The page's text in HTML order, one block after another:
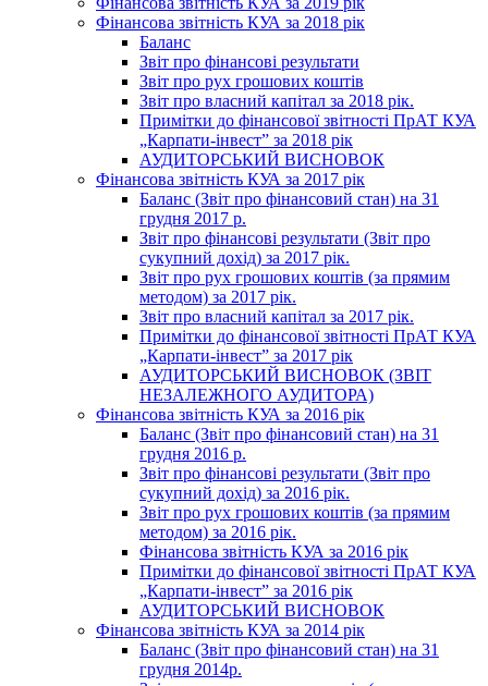
Фінансова звітність КУА за 2018 рік
Баланс
Звіт про фінансові результати
Звіт про рух грошових коштів
Звіт про власний капітал за 2018 рік.
Примітки до фінансової звітності ПрАТ КУА
„Карпати-інвест” за 2018 рік
АУДИТОРСЬКИЙ ВИСНОВОК
Фінансова звітність КУА за 2017 рік
Баланс (Звіт про фінансовий стан) на 31
грудня 2017 р.
Звіт про фінансові результати (Звіт про
сукупний дохід) за 2017 рік.
Звіт про рух грошових коштів (за прямим
методом) за 2017 рік.
Звіт про власний капітал за 2017 рік.
Примітки до фінансової звітності ПрАТ КУА
„Карпати-інвест” за 2017 рік
АУДИТОРСЬКИЙ ВИСНОВОК (ЗВІТ
НЕЗАЛЕЖНОГО АУДИТОРА)
Фінансова звітність КУА за 2016 рік
Баланс (Звіт про фінансовий стан) на 31
грудня 2016 р.
Звіт про фінансові результати (Звіт про
сукупний дохід) за 2016 рік.
Звіт про рух грошових коштів (за прямим
методом) за 2016 рік.
Фінансова звітність КУА за 2016 рік
Примітки до фінансової звітності ПрАТ КУА
„Карпати-інвест” за 2016 рік
АУДИТОРСЬКИЙ ВИСНОВОК
Фінансова звітність КУА за 2014 рік
Баланс (Звіт про фінансовий стан) на 31
грудня 2014р.